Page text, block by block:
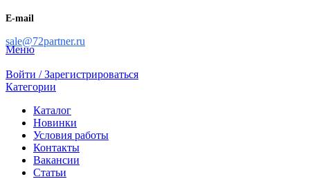
E-mail
sale@72partner.ru
Меню
Войти / Зарегистрироваться
Категории
Каталог
Новинки
Условия работы
Контакты
Вакансии
Статьи